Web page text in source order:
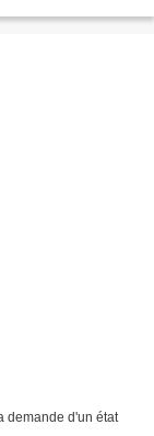
demande d'un état